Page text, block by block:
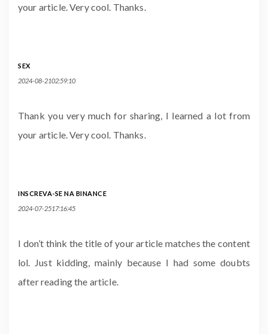
your article. Very cool. Thanks.
SEX
2024-08-2102:59:10
Thank you very much for sharing, I learned a lot from
your article. Very cool. Thanks.
INSCREVA-SE NA BINANCE
2024-07-2517:16:45
I don’t think the title of your article matches the content
lol. Just kidding, mainly because I had some doubts
after reading the article.